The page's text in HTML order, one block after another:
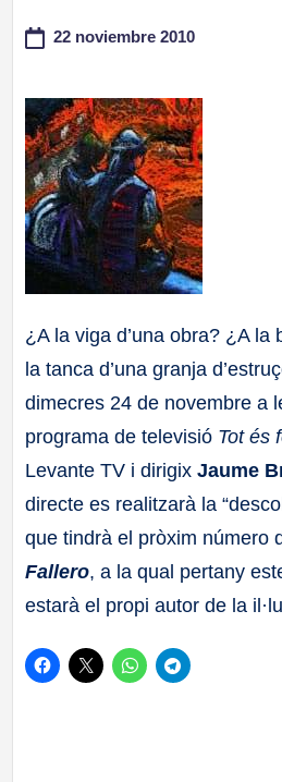
22 noviembre 2010
¿A la viga d’una obra? ¿A la
la tanca d’una granja
dimecres 24 de novembre a
programa de televisió Tot és
Levante TV i dirigixJaume
directe es realitzarà la
que tindrà el pròxim número
Fallero, a la qual pertany
estarà el propi autor de la